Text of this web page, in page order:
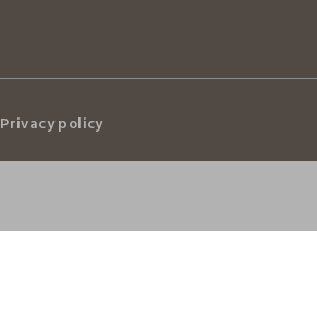
Privacy policy